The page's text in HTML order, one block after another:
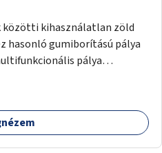
közötti kihasználatlan zöld
hasonló gumiborítású pálya
pálya